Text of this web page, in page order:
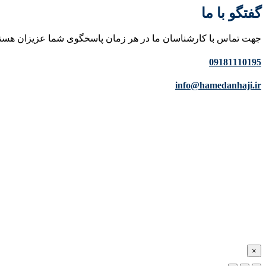
گفتگو با ما
جهت تماس با کارشناسان ما در هر زمان پاسخگوی شما عزیزان
09181110195
info@hamedanhaji.ir
×